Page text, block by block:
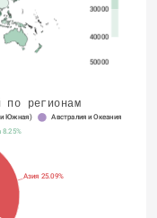
30000
40000
50000
по регионам
и Южная) Австралия и Океания
8.25%
Азия 25.09%